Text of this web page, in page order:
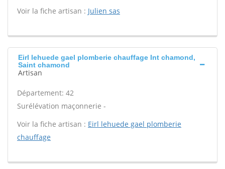
Voir la fiche artisan : Julien sas
Eirl lehuede gael plomberie chauffage Int chamond,
Saint chamond
Artisan
Département: 42
Surélévation maçonnerie -
Voir la fiche artisan : Eirl lehuede gael plomberie
chauffage